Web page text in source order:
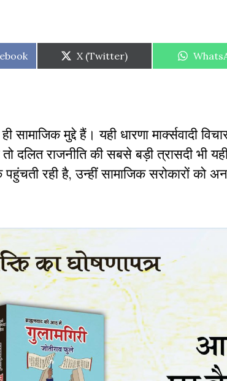
Share
on
X (Twitter)
Share
सामाजिक मुद्दे हैं। यही धारणा मार्क्सवादी
दलित राजनीति की सबसे बड़ी त्रासदी भी
रही है, उन्हीं सामाजिक सरोकारों को